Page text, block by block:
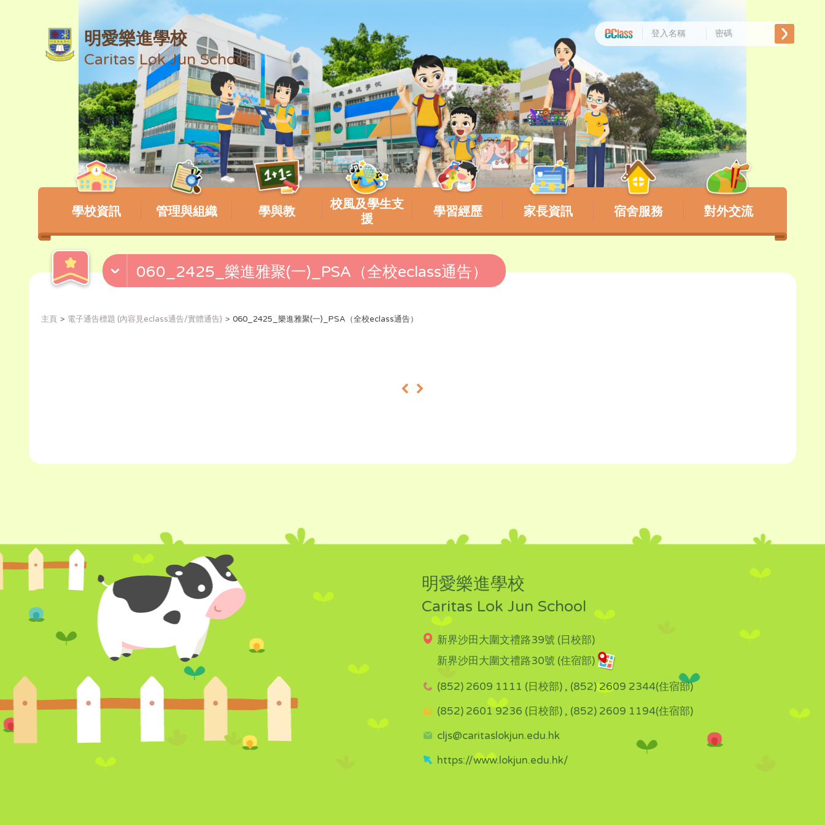
明愛樂進學校
Caritas Lok Jun School
學校資訊 管理與組織 學與教
校風及學生支
援
學習經歷 家長資訊 宿舍服務 對外交流
060_2425_樂進雅聚(一)_PSA（全校eclass通告）
主頁 電子通告標題 (內容見eclass通告/實體通告) 060_2425_樂進雅聚(一)_PSA（全校eclass通告）
« »
明愛樂進學校
Caritas Lok Jun School
新界沙田大圍文禮路39號 (日校部)
新界沙田大圍文禮路30號 (住宿部)
(852) 2609 1111 (日校部) , (852) 2609 2344(住宿部)
(852) 2601 9236 (日校部) , (852) 2609 1194(住宿部)
cljs@caritaslokjun.edu.hk
https://www.lokjun.edu.hk/